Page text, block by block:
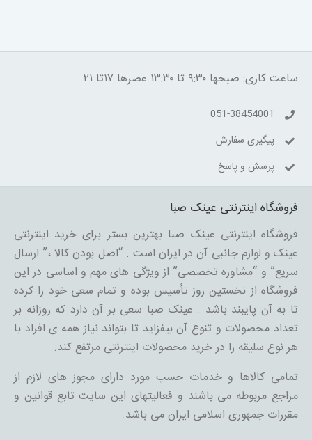
ساعت کاری: صبحها ۹:۳۰ تا ۱۳:۳۰ عصرها ۱۷تا ۲۱
051-38454001
پیگیری سفارش
پرسش و پاسخ
فروشگاه اینترنتی عینک صبا
فروشگاه اینترنتی عینک صبا بهترین بستر برای خرید اینترنتی
عینک و لوازم جانبی آن در ایران است . “اصل بودن کالا ،” ارسال
سریع” و “مشاوره تخصصی” از ویژگی های مهم و اساسی در این
فروشگاه از نخستین روز تأسیس بوده و تمام سعی خود را کرده
تا به آن پایبند باشد . عینک صبا سعی بر آن دارد که روزانه بر
تعداد محصولات و تنوع آن بیفزاید تا بتواند نیاز همه ی افراد با
هر نوع سلیقه را در خرید محصولات اینترنتی مرتفع کند.
تمامی کالاها و خدمات حسب مورد دارای مجوز های لازم از
مراجع مربوطه می باشند و فعالیتهای این سایت تابع قوانین و
مقررات جمهوری اسلامی ایران می باشد.